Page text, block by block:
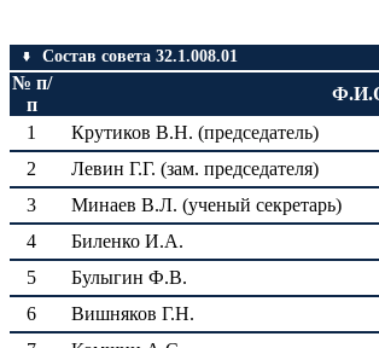
Состав совета 32.1.008.01
№ п/
п
1
Крутиков В.Н. (председатель)
2
Левин Г.Г. (зам. председателя)
3
Минаев В.Л. (ученый секретарь)
4
Биленко И.А.
5
Булыгин Ф.В.
6
Вишняков Г.Н.